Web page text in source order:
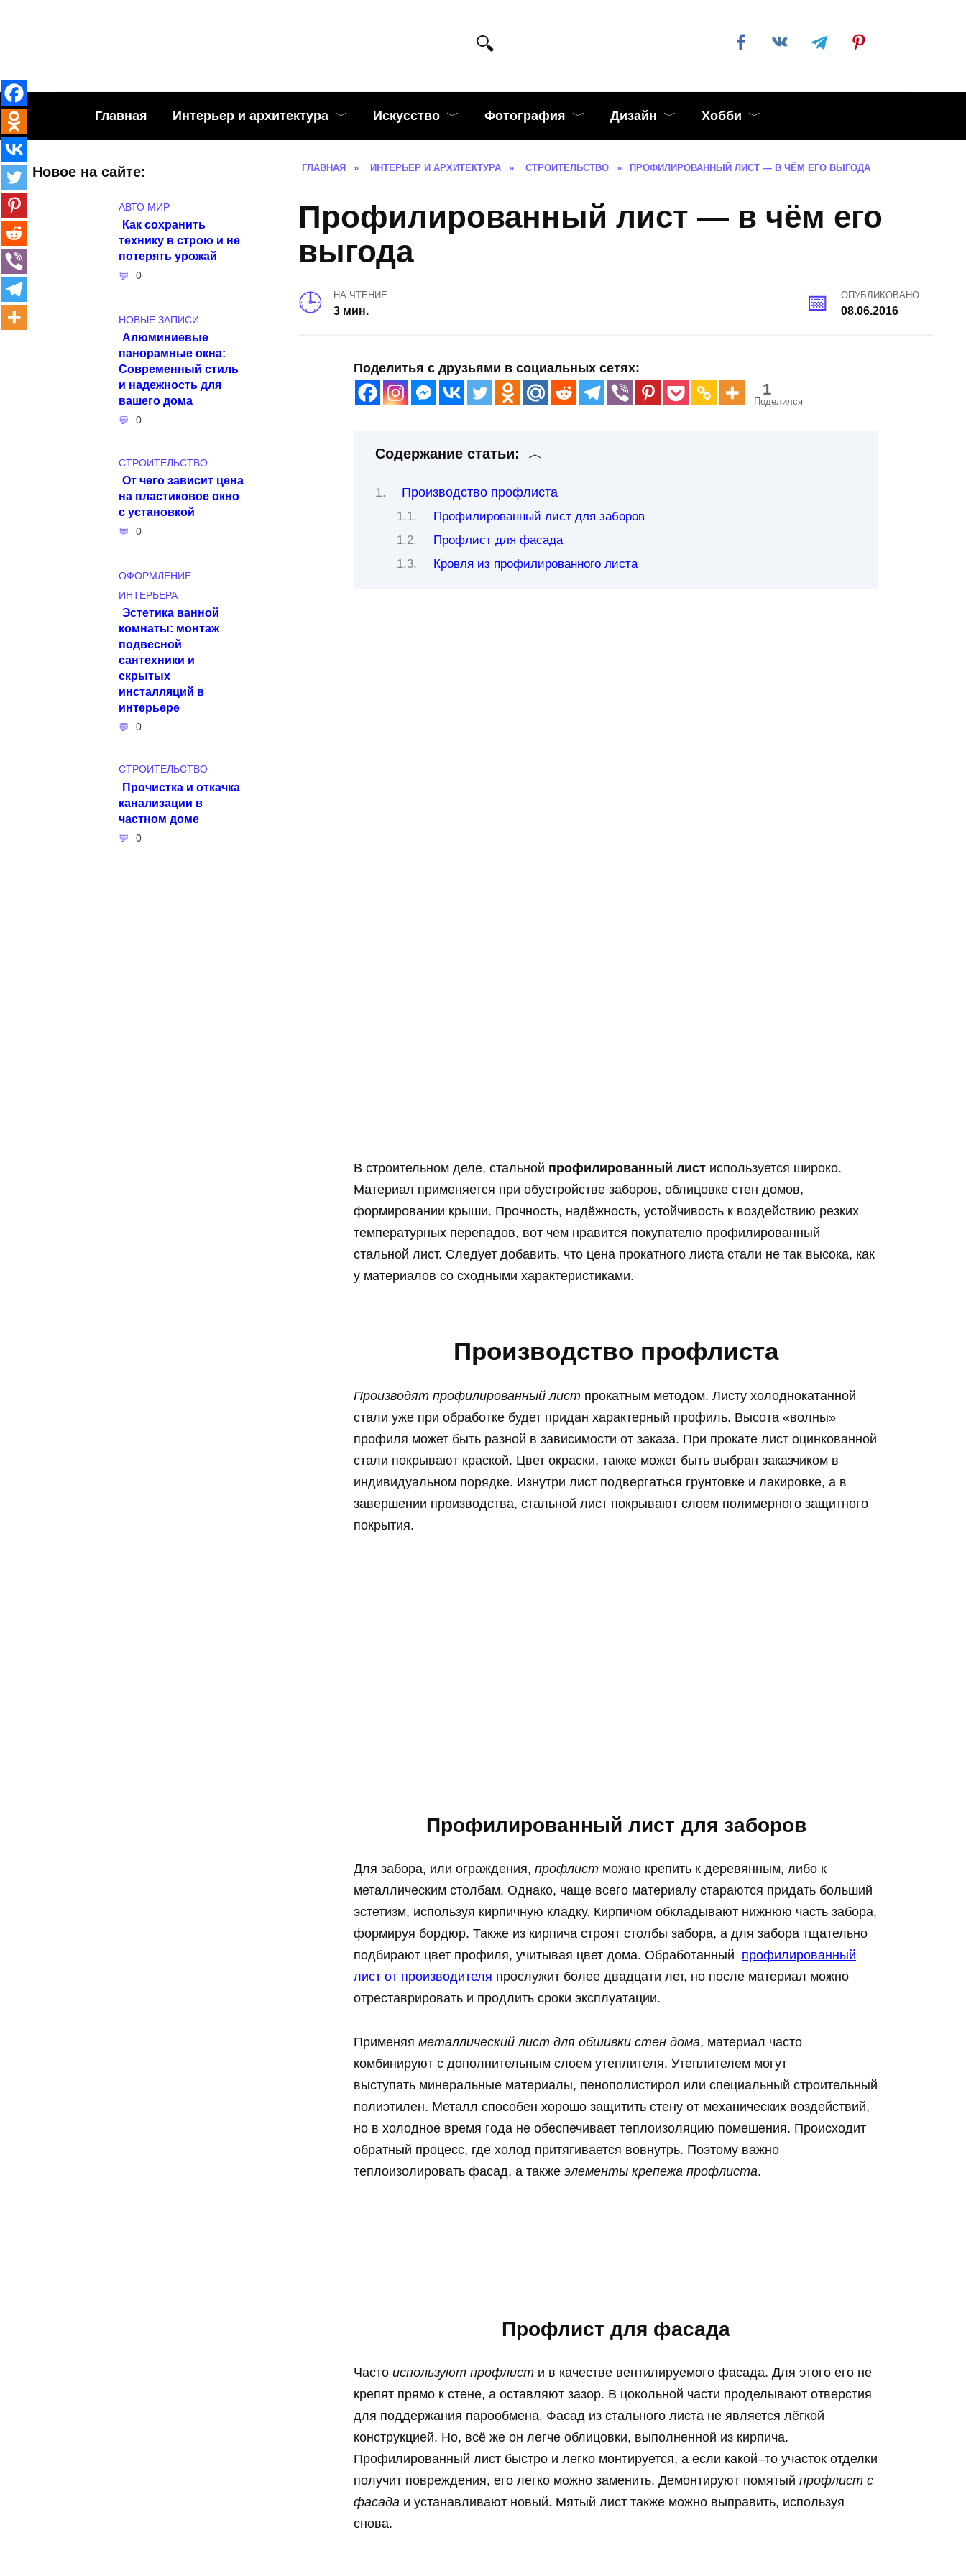
Главная Интерьер и архитектура Искусство Фотография Дизайн Хобби
ГЛАВНАЯ » ИНТЕРЬЕР И АРХИТЕКТУРА » СТРОИТЕЛЬСТВО » ПРОФИЛИРОВАННЫЙ ЛИСТ — В ЧЁМ ЕГО ВЫГОДА
Профилированный лист — в чём его
выгода
НА ЧТЕНИЕ
3 мин.
ОПУБЛИКОВАНО
08.06.2016
Поделитья с друзьями в социальных сетях:
1
Поделился
Содержание статьи:
Производство профлиста
Профилированный лист для заборов
Профлист для фасада
Кровля из профилированного листа
В строительном деле, стальной профилированный лист используется широко.
Материал применяется при обустройстве заборов, облицовке стен домов,
формировании крыши. Прочность, надёжность, устойчивость к воздействию резких
температурных перепадов, вот чем нравится покупателю профилированный
стальной лист. Следует добавить, что цена прокатного листа стали не так высока, как
у материалов со сходными характеристиками.
Производство профлиста
Производят профилированный лист прокатным методом. Листу холоднокатанной
стали уже при обработке будет придан характерный профиль. Высота «волны»
профиля может быть разной в зависимости от заказа. При прокате лист оцинкованной
стали покрывают краской. Цвет окраски, также может быть выбран заказчиком в
индивидуальном порядке. Изнутри лист подвергаться грунтовке и лакировке, а в
завершении производства, стальной лист покрывают слоем полимерного защитного
покрытия.
Профилированный лист для заборов
Для забора, или ограждения, профлист можно крепить к деревянным, либо к
металлическим столбам. Однако, чаще всего материалу стараются придать больший
эстетизм, используя кирпичную кладку. Кирпичом обкладывают нижнюю часть забора,
формируя бордюр. Также из кирпича строят столбы забора, а для забора тщательно
подбирают цвет профиля, учитывая цвет дома. Обработанный профилированный
лист от производителя прослужит более двадцати лет, но после материал можно
отреставрировать и продлить сроки эксплуатации.
Применяя металлический лист для обшивки стен дома, материал часто
комбинируют с дополнительным слоем утеплителя. Утеплителем могут
выступать минеральные материалы, пенополистирол или специальный строительный
полиэтилен. Металл способен хорошо защитить стену от механических воздействий,
но в холодное время года не обеспечивает теплоизоляцию помешения. Происходит
обратный процесс, где холод притягивается вовнутрь. Поэтому важно
теплоизолировать фасад, а также элементы крепежа профлиста.
Профлист для фасада
Часто используют профлист и в качестве вентилируемого фасада. Для этого его не
крепят прямо к стене, а оставляют зазор. В цокольной части проделывают отверстия
для поддержания парообмена. Фасад из стального листа не является лёгкой
конструкцией. Но, всё же он легче облицовки, выполненной из кирпича.
Профилированный лист быстро и легко монтируется, а если какой–то участок отделки
получит повреждения, его легко можно заменить. Демонтируют помятый профлист с
фасада и устанавливают новый. Мятый лист также можно выправить, используя
снова.
Новое на сайте:
АВТО МИР
Как сохранить
технику в строю и не
потерять урожай
0
НОВЫЕ ЗАПИСИ
Алюминиевые
панорамные окна:
Современный стиль
и надежность для
вашего дома
0
СТРОИТЕЛЬСТВО
От чего зависит цена
на пластиковое окно
с установкой
0
ОФОРМЛЕНИЕ
ИНТЕРЬЕРА
Эстетика ванной
комнаты: монтаж
подвесной
сантехники и
скрытых
инсталляций в
интерьере
0
СТРОИТЕЛЬСТВО
Прочистка и откачка
канализации в
частном доме
0